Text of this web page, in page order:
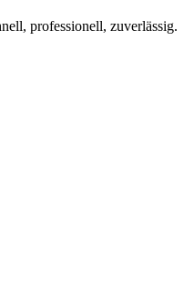
professionell, zuverlässig.